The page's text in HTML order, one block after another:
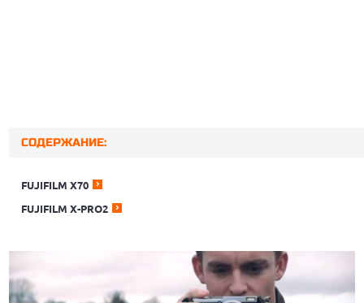
СОДЕРЖАНИЕ:
FUJIFILM X70
FUJIFILM X-PRO2